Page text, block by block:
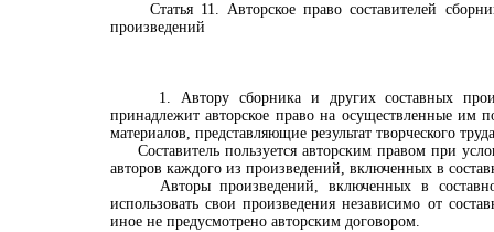
Статья 11. Авторское право составителей
произведений
1. Автору сборника и других составных
принадлежит авторское право на осуществленные им
материалов, представляющие результат творческого
Составитель пользуется авторским правом при
авторов каждого из произведений, включенных в
Авторы произведений, включенных в
использовать свои произведения независимо от
иное не предусмотрено авторским договором.